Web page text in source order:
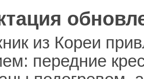
из Кореи
передние